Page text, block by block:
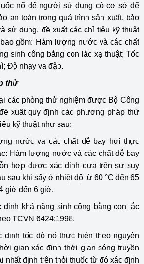
nổ để người sử dụng có cơ sở để
an toàn trong quá trình sản xuất, bảo
sử dụng, đề xuất các chỉ tiêu kỹ thuật
gồm: Hàm lượng nước và các chất
sinh công bằng con lắc xạ thuật; Tốc
Độ nhạy va đập.
thử
các phòng thử nghiệm được Bộ Công
xuất quy định các phương pháp thử
kỹ thuật như sau:
nước và các chất dễ bay hơi thực
Hàm lượng nước và các chất dễ bay
hợp được xác định dựa trên sự suy
sau khi sấy ở nhiệt độ từ 60 °C đến 65
giờ đến 6 giờ.
khả năng sinh công bằng con lắc
TCVN 6424:1998.
định tốc độ nổ thực hiện theo nguyên
gian xác định thời gian sóng truyền
nhất định trên thỏi thuốc từ đó xác định